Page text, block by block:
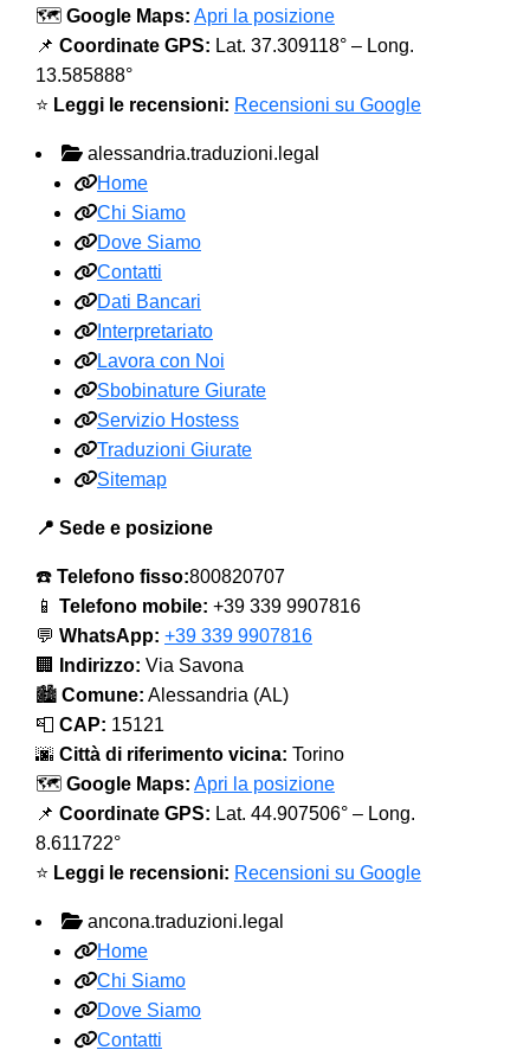
🗺️ Google Maps: Apri la posizione
📌 Coordinate GPS: Lat. 37.309118° – Long.
13.585888°
⭐ Leggi le recensioni: Recensioni su Google
alessandria.traduzioni.legal
Home
Chi Siamo
Dove Siamo
Contatti
Dati Bancari
Interpretariato
Lavora con Noi
Sbobinature Giurate
Servizio Hostess
Traduzioni Giurate
Sitemap
📍 Sede e posizione
☎️ Telefono fisso:800820707
📱 Telefono mobile: +39 339 9907816
💬 WhatsApp: +39 339 9907816
🏢
Indirizzo: Via Savona
🏙️ Comune: Alessandria (AL)
📮 CAP: 15121
🌆 Città di riferimento vicina: Torino
🗺️ Google Maps: Apri la posizione
📌 Coordinate GPS: Lat. 44.907506° – Long.
8.611722°
⭐ Leggi le recensioni: Recensioni su Google
ancona.traduzioni.legal
Home
Chi Siamo
Dove Siamo
Contatti